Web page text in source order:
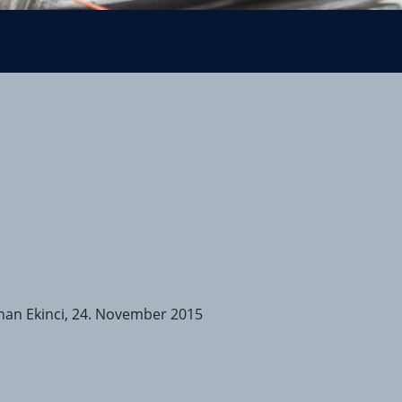
Ekinci, 24. November 2015